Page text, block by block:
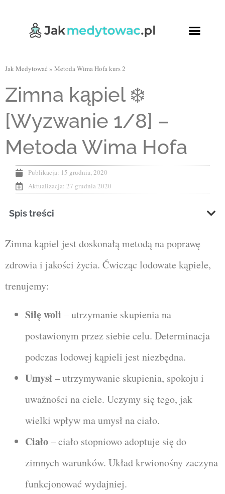
Jak Medytować » Metoda Wima Hofa kurs 2
Zimna kąpiel ❄️
[Wyzwanie 1/8] –
Metoda Wima Hofa
Publikacja: 15 grudnia, 2020
Aktualizacja: 27 grudnia 2020
Spis treści
Zimna kąpiel jest doskonałą metodą na poprawę
zdrowia i jakości życia. Ćwicząc lodowate kąpiele,
trenujemy:
Siłę woli – utrzymanie skupienia na
postawionym przez siebie celu. Determinacja
podczas lodowej kąpieli jest niezbędna.
Umysł– utrzymywanie skupienia, spokoju i
uważności na ciele. Uczymy się tego, jak
wielki wpływ ma umysł na ciało.
Ciało– ciało stopniowo adoptuje się do
zimnych warunków. Układ krwionośny zaczyna
funkcjonować wydajniej.